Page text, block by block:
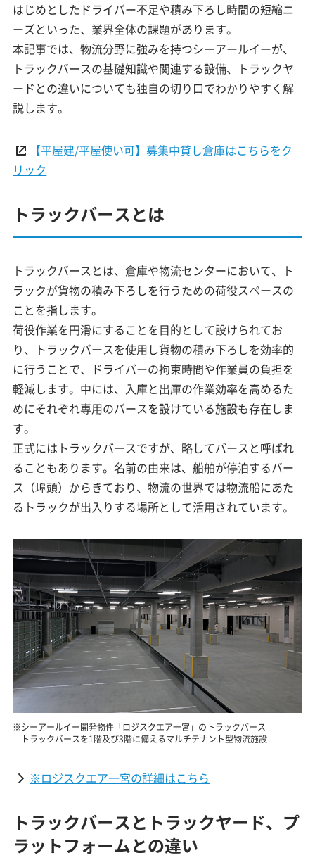
はじめとしたドライバー不足や積み下ろし時間の短縮ニ
ーズといった、業界全体の課題があります。
本記事では、物流分野に強みを持つシーアールイーが、
トラックバースの基礎知識や関連する設備、トラックヤ
ードとの違いについても独自の切り口でわかりやすく解
説します。
【平屋建/平屋使い可】募集中貸し倉庫はこちらをク
リック
トラックバースとは
トラックバースとは、倉庫や物流センターにおいて、ト
ラックが貨物の積み下ろしを行うための荷役スペースの
ことを指します。
荷役作業を円滑にすることを目的として設けられてお
り、トラックバースを使用し貨物の積み下ろしを効率的
に行うことで、ドライバーの拘束時間や作業員の負担を
軽減します。中には、入庫と出庫の作業効率を高めるた
めにそれぞれ専用のバースを設けている施設も存在しま
す。
正式にはトラックバースですが、略してバースと呼ばれ
ることもあります。名前の由来は、船舶が停泊するバー
ス（埠頭）からきており、物流の世界では物流船にあた
るトラックが出入りする場所として活用されています。
※シーアールイー開発物件「ロジスクエア一宮」のトラックバース
トラックバースを1階及び3階に備えるマルチテナント型物流施設
※ロジスクエア一宮の詳細はこちら
トラックバースとトラックヤード、プ
ラットフォームとの違い